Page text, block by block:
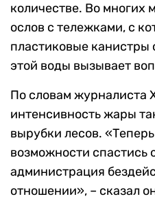
количестве. Во многих
ослов с тележками, с
пластиковые канистры
этой воды вызывает
По словам журналиста
интенсивность жары
вырубки лесов.
возможности спастись
администрация
отношении», – сказал